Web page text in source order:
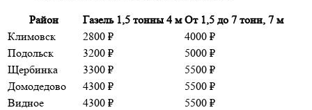
Район Газель 1,5 тонны 4 м От 1,5 до 7 тонн, 7 м
Климовск
2800 ₽
4000 ₽
Подольск
3200 ₽
5000 ₽
Щербинка
3300 ₽
5500 ₽
Домодедово
4300 ₽
5500 ₽
Видное
4300 ₽
5500 ₽